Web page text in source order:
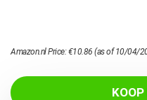
Amazon.nl Price:€10.86 (as of 10/04/